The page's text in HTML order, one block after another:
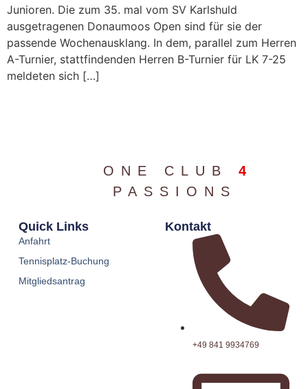
Junioren. Die zum 35. mal vom SV Karlshuld
ausgetragenen Donaumoos Open sind für sie der
passende Wochenausklang. In dem, parallel zum Herren
A-Turnier, stattfindenden Herren B-Turnier für LK 7-25
meldeten sich […]
ONE CLUB
4
PASSIONS
Quick Links
Anfahrt
Tennisplatz-Buchung
Mitgliedsantrag
Kontakt
+49 841 9934769